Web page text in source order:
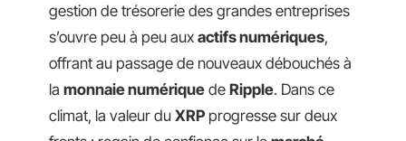
gestion de trésorerie des grandes entreprises
s’ouvre peu à peu aux actifs numériques,
offrant au passage de nouveaux débouchés à
la monnaie numérique de Ripple. Dans ce
climat, la valeur du XRP progresse sur deux